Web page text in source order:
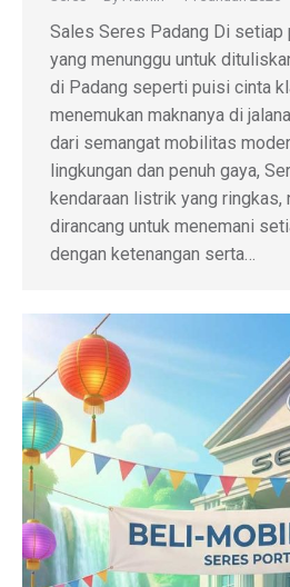
Sales Seres Padang Di setiap
yang menunggu untuk
di Padang seperti puisi cinta
menemukan maknanya di
dari semangat mobilitas
lingkungan dan penuh gaya,
kendaraan listrik yang ringkas,
dirancang untuk menemani
dengan ketenangan serta…